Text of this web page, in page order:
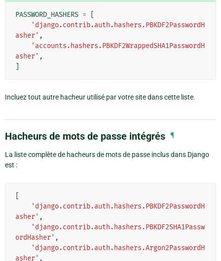
PASSWORD_HASHERS =
'django.contrib.auth.hashers.PBKDF2PasswordH
asher' ,
'accounts.hashers.PBKDF2WrappedSHA1PasswordH
asher' ,
Incluez tout autre hacheur utilisé par votre site dans cette liste.
Hacheurs de mots de passe intégrés ¶
La liste complète de hacheurs de mots de passe inclus dans Django
est :
'django.contrib.auth.hashers.PBKDF2PasswordH
asher' ,
'django.contrib.auth.hashers.PBKDF2SHA1Passw
ordHasher' ,
'django.contrib.auth.hashers.Argon2PasswordH
asher' ,